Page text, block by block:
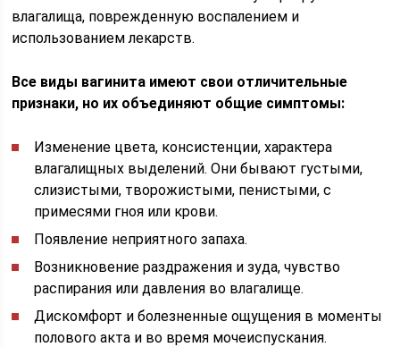
влагалища, поврежденную воспалением и
использованием лекарств.
Все виды вагинита имеют свои отличительные
признаки, но их объединяют общие симптомы:
Изменение цвета, консистенции, характера
влагалищных выделений. Они бывают густыми,
слизистыми, творожистыми, пенистыми, с
примесями гноя или крови.
Появление неприятного запаха.
Возникновение раздражения и зуда, чувство
распирания или давления во влагалище.
Дискомфорт и болезненные ощущения в моменты
полового акта и во время мочеиспускания.